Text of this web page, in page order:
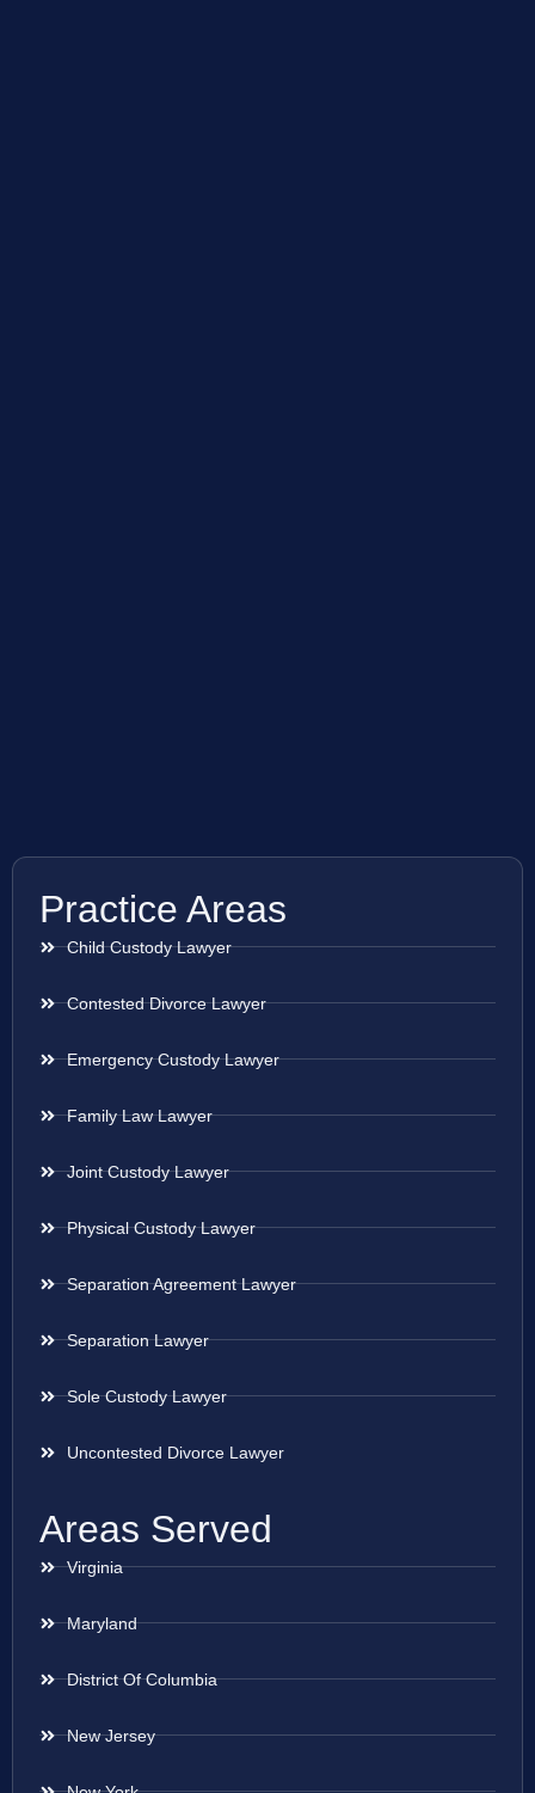
Practice Areas
Child Custody Lawyer
Contested Divorce Lawyer
Emergency Custody Lawyer
Family Law Lawyer
Joint Custody Lawyer
Physical Custody Lawyer
Separation Agreement Lawyer
Separation Lawyer
Sole Custody Lawyer
Uncontested Divorce Lawyer
Areas Served
Virginia
Maryland
District Of Columbia
New Jersey